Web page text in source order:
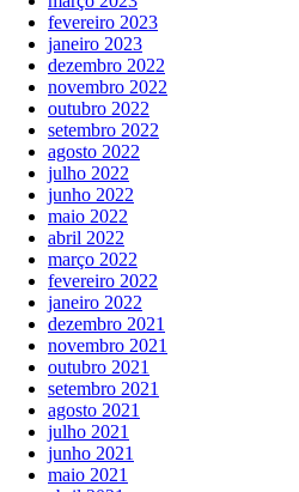
fevereiro 2023
janeiro 2023
dezembro 2022
novembro 2022
outubro 2022
setembro 2022
agosto 2022
julho 2022
junho 2022
maio 2022
abril 2022
março 2022
fevereiro 2022
janeiro 2022
dezembro 2021
novembro 2021
outubro 2021
setembro 2021
agosto 2021
julho 2021
junho 2021
maio 2021